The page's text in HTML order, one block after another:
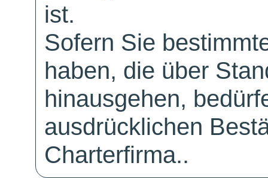
ist.
Sofern Sie
haben, die über
hinausgehen,
ausdrücklichen
Charterfirma..